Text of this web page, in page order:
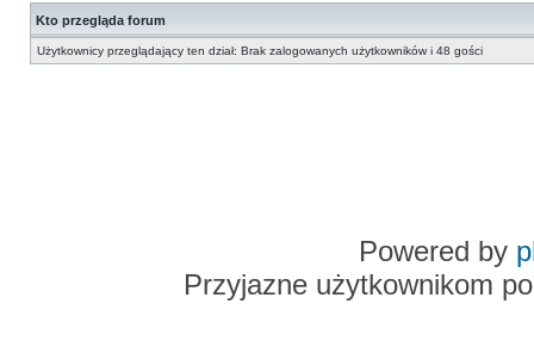
Kto przegląda forum
Użytkownicy przeglądający ten dział: Brak zalogowanych użytkowników i 48 gości
Powered by
Przyjazne użytkownikom